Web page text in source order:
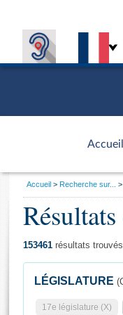
Accueil
d'accueil
Général
Vous
Accueil Recherche sur...
153461 résultats trouvés
LÉGISLATURE
17e législature (X)